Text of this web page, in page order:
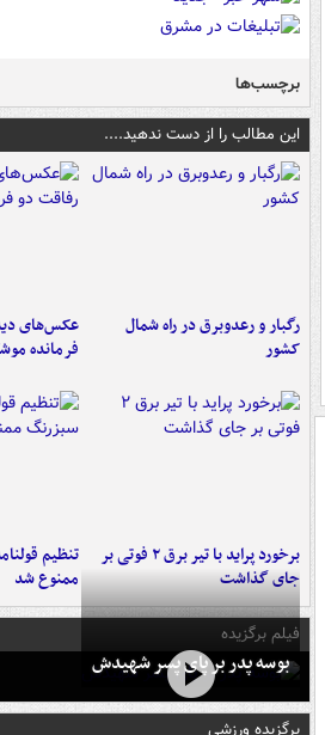
برچسب‌ها
این مطالب را از دست ندهید....
رگبار و رعدوبرق در راه شمال
کشور
عکس‌های
فرمانده‌
برخورد پراید با تیر برق ۲ فوتی بر
جای گذاشت
تنظیم
ممنوع شد
فیلم برگزیده
بوسه‌ پدر بر پای پسر شهیدش
برگزیده ورزشی